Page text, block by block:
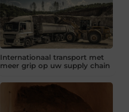
Internationaal transport met
meer grip op uw supply chain